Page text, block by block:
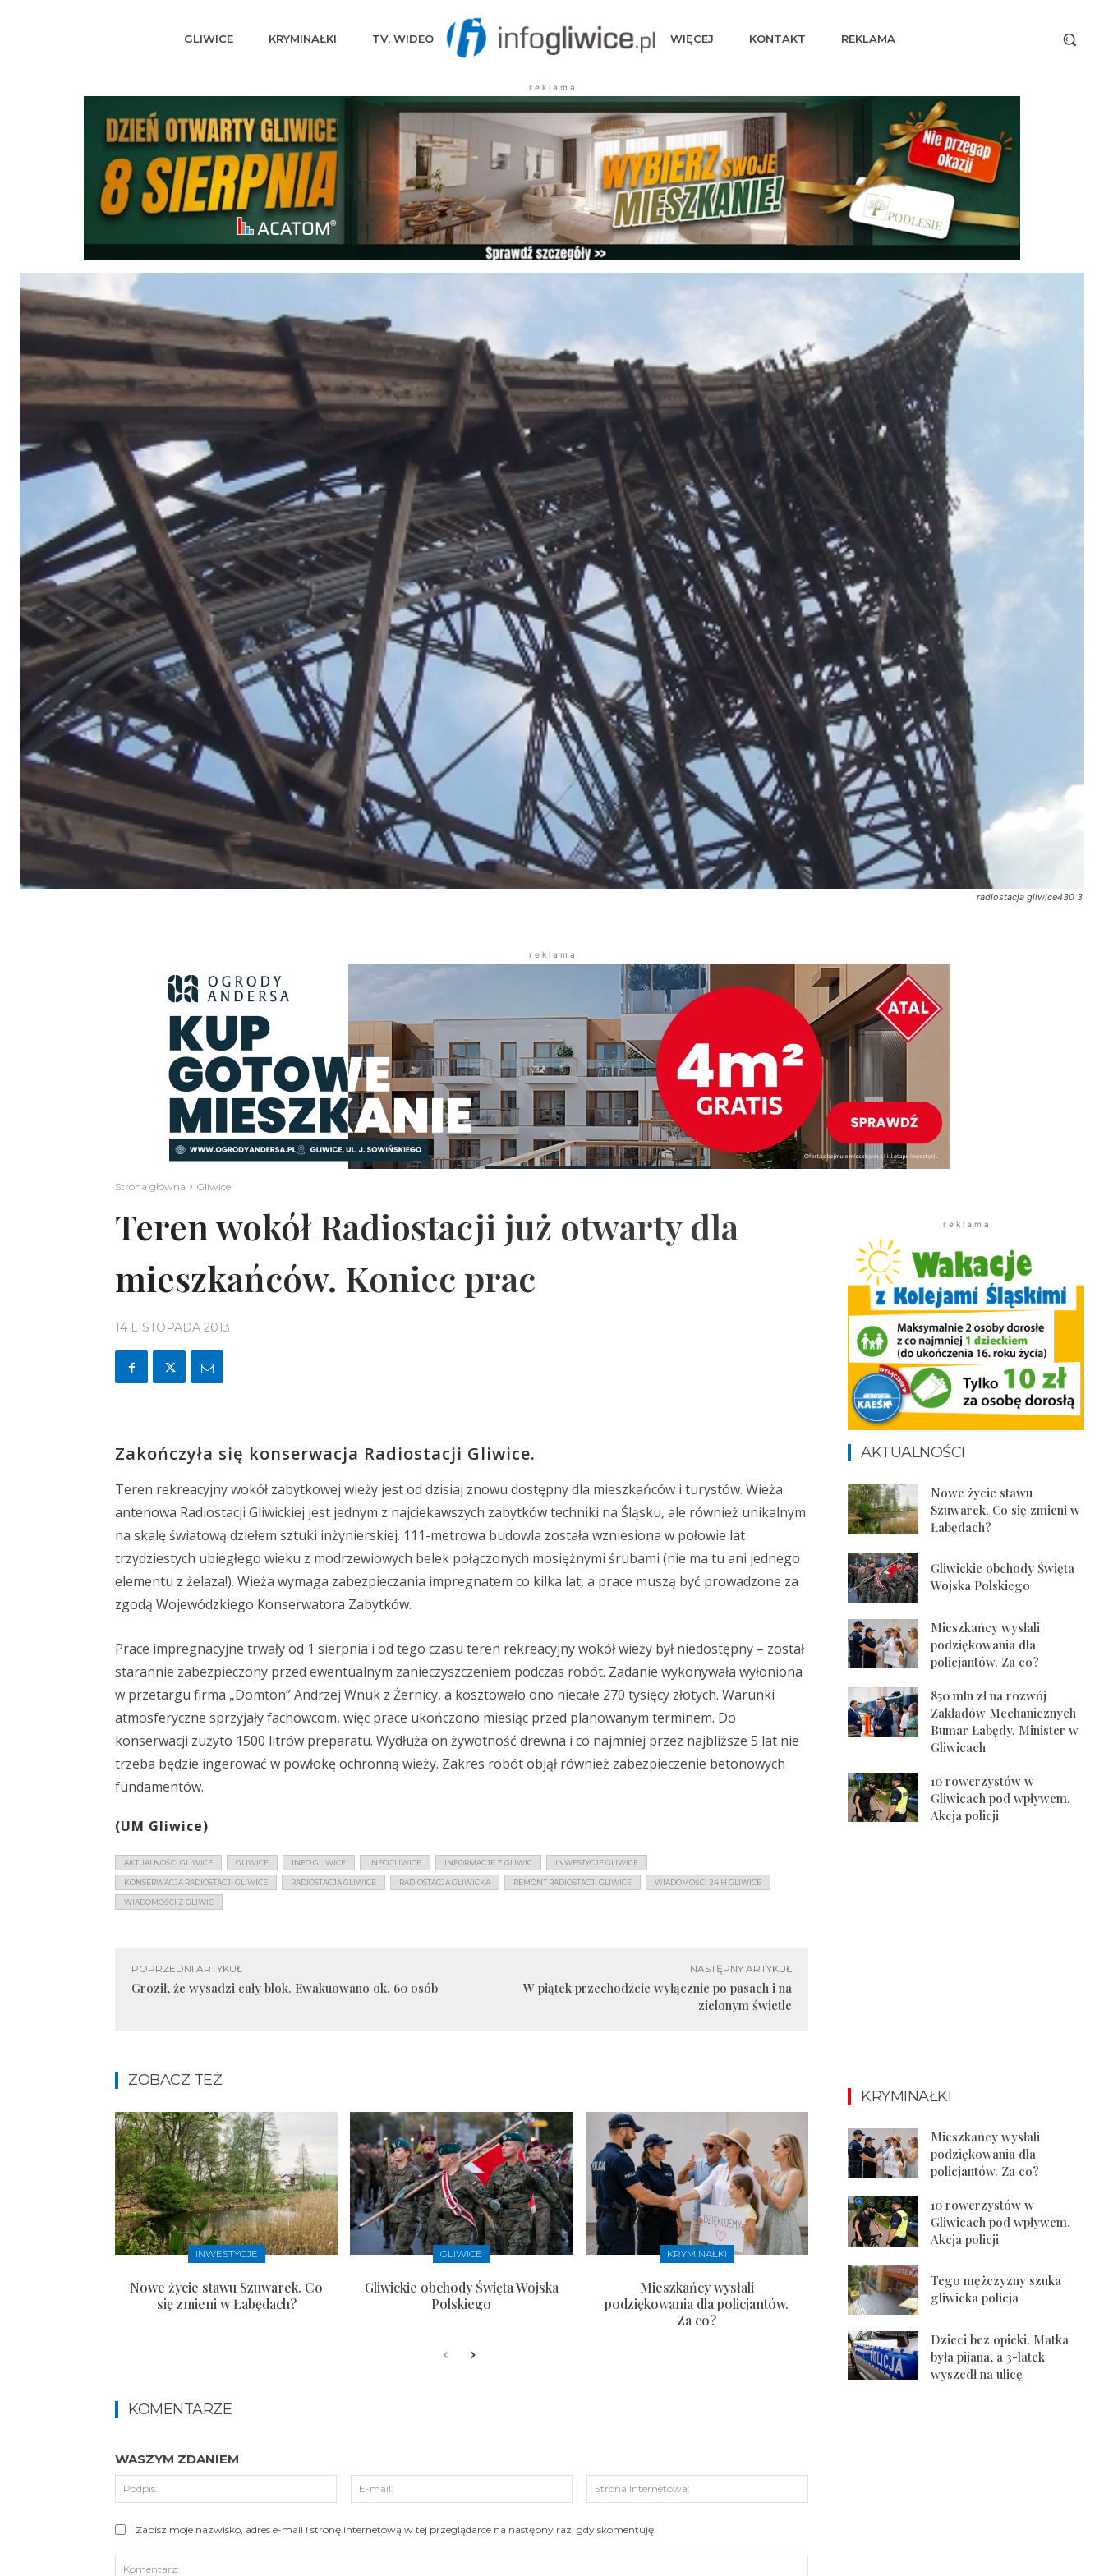
GLIWICE KRYMINAŁKI TV, WIDEO WIĘCEJ KONTAKT REKLAMA
r e k l a m a
radiostacja gliwice430 3
r e k l a m a
Strona główna Gliwice
Teren wokół Radiostacji już otwarty dla
mieszkańców. Koniec prac
14 LISTOPADA 2013
Zakończyła się konserwacja Radiostacji Gliwice.
Teren rekreacyjny wokół zabytkowej wieży jest od dzisiaj znowu dostępny dla mieszkańców i turystów. Wieża
antenowa Radiostacji Gliwickiej jest jednym z najciekawszych zabytków techniki na Śląsku, ale również unikalnym
na skalę światową dziełem sztuki inżynierskiej. 111-metrowa budowla została wzniesiona w połowie lat
trzydziestych ubiegłego wieku z modrzewiowych belek połączonych mosiężnymi śrubami (nie ma tu ani jednego
elementu z żelaza!). Wieża wymaga zabezpieczania impregnatem co kilka lat, a prace muszą być prowadzone za
zgodą Wojewódzkiego Konserwatora Zabytków.
Prace impregnacyjne trwały od 1 sierpnia i od tego czasu teren rekreacyjny wokół wieży był niedostępny – został
starannie zabezpieczony przed ewentualnym zanieczyszczeniem podczas robót. Zadanie wykonywała wyłoniona
w przetargu firma „Domton” Andrzej Wnuk z Żernicy, a kosztowało ono niecałe 270 tysięcy złotych. Warunki
atmosferyczne sprzyjały fachowcom, więc prace ukończono miesiąc przed planowanym terminem. Do
konserwacji zużyto 1500 litrów preparatu. Wydłuża on żywotność drewna i co najmniej przez najbliższe 5 lat nie
trzeba będzie ingerować w powłokę ochronną wieży. Zakres robót objął również zabezpieczenie betonowych
fundamentów.
(UM Gliwice)
AKTUALNOŚCI GLIWICE GLIWICE INFO GLIWICE INFOGLIWICE INFORMACJE Z GLIWIC INWESTYCJE GLIWICE
KONSERWACJA RADIOSTACJI GLIWICE RADIOSTACJA GLIWICE RADIOSTACJA GLIWICKA REMONT RADIOSTACJI GLIWICE WIADOMOŚCI 24 H GLIWICE
WIADOMOŚCI Z GLIWIC
POPRZEDNI ARTYKUŁ
Groził, że wysadzi cały blok. Ewakuowano ok. 60 osób
NASTĘPNY ARTYKUŁ
W piątek przechodźcie wyłącznie po pasach i na
zielonym świetle
ZOBACZ TEŻ
INWESTYCJE
Nowe życie stawu Szuwarek. Co
się zmieni w Łabędach?
GLIWICE
Gliwickie obchody Święta Wojska
Polskiego
KRYMINAŁKI
Mieszkańcy wysłali
podziękowania dla policjantów.
Za co?
KOMENTARZE
WASZYM ZDANIEM
Podpis:
mail:
Internetowa:
Zapisz moje nazwisko, adres e-mail i stronę internetową w tej przeglądarce na następny raz, gdy skomentuję.
r e k l a m a
AKTUALNOŚCI
Nowe życie stawu
Szuwarek. Co się zmieni w
Łabędach?
Gliwickie obchody Święta
Wojska Polskiego
Mieszkańcy wysłali
podziękowania dla
policjantów. Za co?
850 mln zł na rozwój
Zakładów Mechanicznych
Bumar Łabędy. Minister w
Gliwicach
10 rowerzystów w
Gliwicach pod wpływem.
Akcja policji
KRYMINAŁKI
Mieszkańcy wysłali
podziękowania dla
policjantów. Za co?
10 rowerzystów w
Gliwicach pod wpływem.
Akcja policji
Tego mężczyzny szuka
gliwicka policja
Dzieci bez opieki. Matka
była pijana, a 3-latek
wyszedł na ulicę